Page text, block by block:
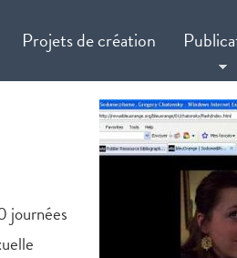
Projets de création
journées